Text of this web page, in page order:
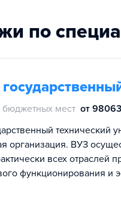
по
бюджетных мест от
технический
организация. ВУЗ
всех
функционирования и